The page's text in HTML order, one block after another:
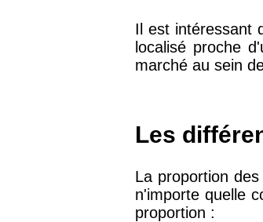
75019 -Paris 19ème
arrondissement
75013 -
Paris 13ème
arrondissement
Il est intéressant
localisé proche
marché au sein
Les
La proportion
n'importe quelle
proportion :